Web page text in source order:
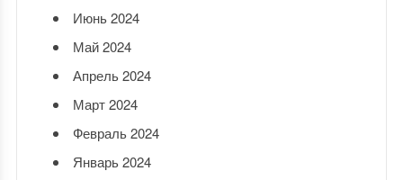
Июнь 2024
Май 2024
Апрель 2024
Март 2024
Февраль 2024
Январь 2024